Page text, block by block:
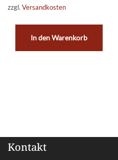
zzgl. Versandkosten
In den Warenkorb
Kontakt